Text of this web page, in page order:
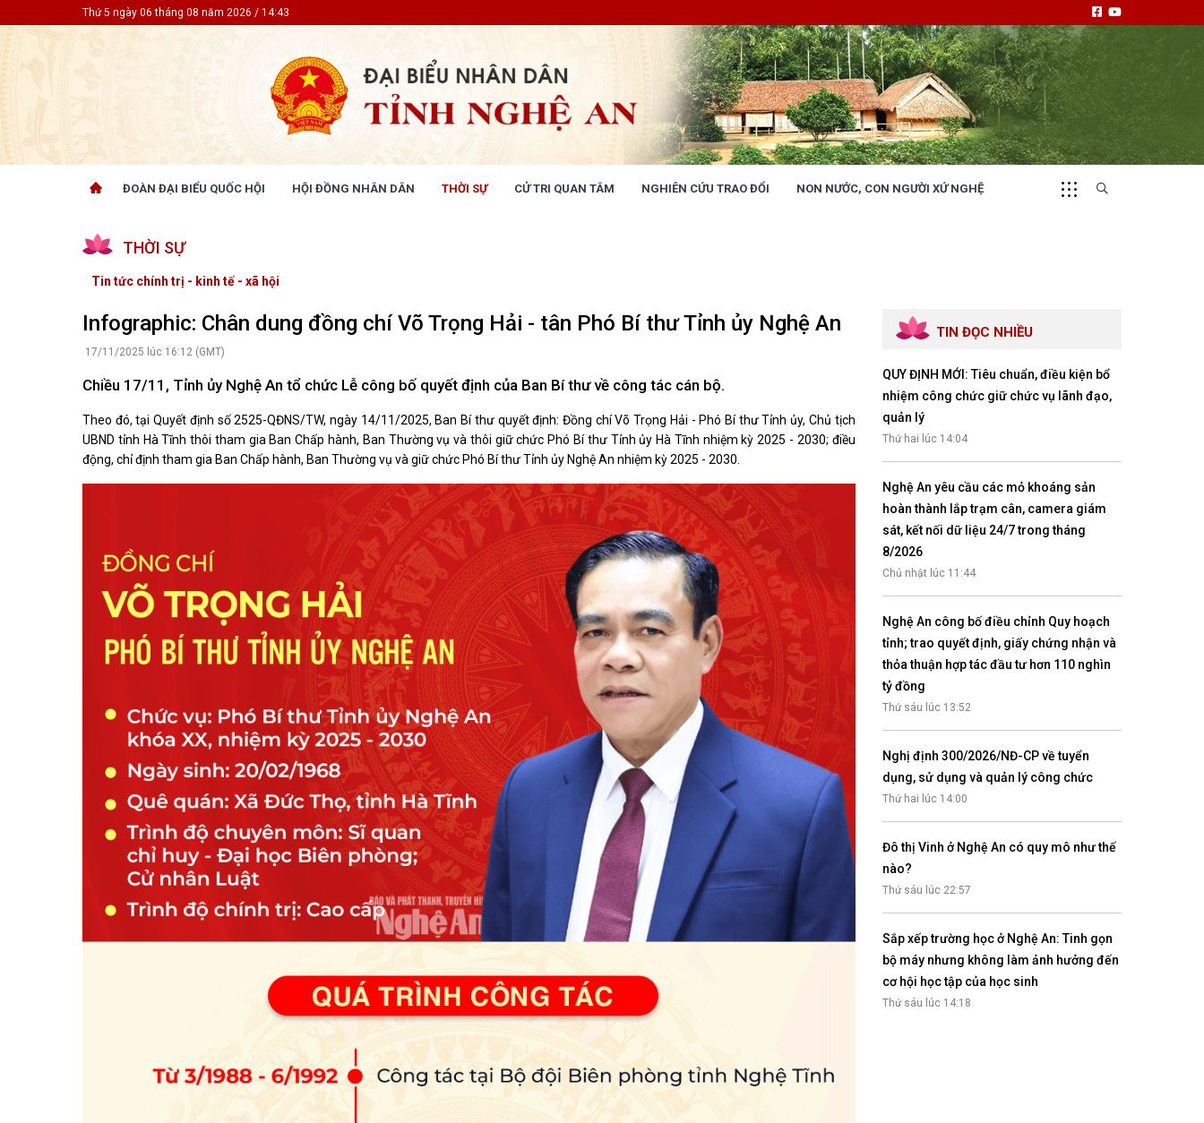
Thứ 5 ngày 06 tháng 08 năm 2026 / 14:43
ĐOÀN ĐẠI BIỂU QUỐC HỘI HỘI ĐỒNG NHÂN DÂN THỜI SỰ CỬ TRI QUAN TÂM NGHIÊN CỨU TRAO ĐỔI NON NƯỚC, CON NGƯỜI XỨ NGHỆ
Tin hoạt động
Tài liệu giám sát, khảo sát
Tài liệu giám sát, khảo sát
CỬ TRI QUAN TÂM
Kiến nghị của cử tri với HĐND tỉnh
Thông báo chuyển đơn
Văn bản tổng hợp trả lời KNCT
Chủ trương, chính sách mới
GÓP Ý XÂY DỰNG CHÍNH SÁCH,
Góp ý xây dựng Chính Sách, Pháp Luật
XÂY DỰNG NÔNG THÔN MỚI
NHỊP CẦU ĐẦU TƯ
Nhịp cầu đầu tư
Nghiên cứu - trao đổi
Kiến giải Nghệ An
NON NƯỚC, CON NGƯỜI XỨ NGHỆ
Miền di sản xứ Nghệ
Non nước, con người xứ Nghệ
Thương hiệu xứ Nghệ
Du lịch miền Tây Nghệ An - tiềm năng và
giải pháp phát triển
Ảnh đẹp xứ Nghệ
NHÌN RA TỈNH BẠN, XÃ BẠN
Nhìn ra tỉnh bạn, xã bạn
VĂN HỌC - NGHỆ THUẬT
Giai điệu quê hương
Đến với bài thơ hay
Cuộc sống thường ngày
QUẢNG BÁ THƯƠNG HIỆU
Quảng bá thương hiệu
LIÊN KẾT NGOÀI
Youtube ĐBND tỉnh Nghệ An
Fanpage ĐBND tỉnh Nghệ An
Cổng thông tin điện tử tỉnh Nghệ An
Cổng thông tin điện tử Quốc hội
Cơ sở dữ liệu quốc gia về văn bản pháp
luật
Báo Đại biểu nhân dân
THỜI SỰ
Tin tức chính trị - kinh tế - xã hội
Infographic: Chân dung đồng chí Võ Trọng Hải - tân Phó Bí thư Tỉnh ủy Nghệ An
17/11/2025 lúc 16:12 (GMT)
Chiều 17/11, Tỉnh ủy Nghệ An tổ chức Lễ công bố quyết định của Ban Bí thư về công tác cán bộ.
Theo đó, tại Quyết định số 2525-QĐNS/TW, ngày 14/11/2025, Ban Bí thư quyết định: Đồng chí Võ Trọng Hải - Phó Bí thư Tỉnh ủy, Chủ tịch
UBND tỉnh Hà Tĩnh thôi tham gia Ban Chấp hành, Ban Thường vụ và thôi giữ chức Phó Bí thư Tỉnh ủy Hà Tĩnh nhiệm kỳ 2025 - 2030; điều
động, chỉ định tham gia Ban Chấp hành, Ban Thường vụ và giữ chức Phó Bí thư Tỉnh ủy Nghệ An nhiệm kỳ 2025 - 2030.
TIN ĐỌC NHIỀU
QUY ĐỊNH MỚI: Tiêu chuẩn, điều kiện bổ
nhiệm công chức giữ chức vụ lãnh đạo,
quản lý
Thứ hai lúc 14:04
Nghệ An yêu cầu các mỏ khoáng sản
hoàn thành lắp trạm cân, camera giám
sát, kết nối dữ liệu 24/7 trong tháng
8/2026
Chủ nhật lúc 11:44
Nghệ An công bố điều chỉnh Quy hoạch
tỉnh; trao quyết định, giấy chứng nhận và
thỏa thuận hợp tác đầu tư hơn 110 nghìn
tỷ đồng
Thứ sáu lúc 13:52
Nghị định 300/2026/NĐ-CP về tuyển
dụng, sử dụng và quản lý công chức
Thứ hai lúc 14:00
Đô thị Vinh ở Nghệ An có quy mô như thế
nào?
Thứ sáu lúc 22:57
Sắp xếp trường học ở Nghệ An: Tinh gọn
bộ máy nhưng không làm ảnh hưởng đến
cơ hội học tập của học sinh
Thứ sáu lúc 14:18